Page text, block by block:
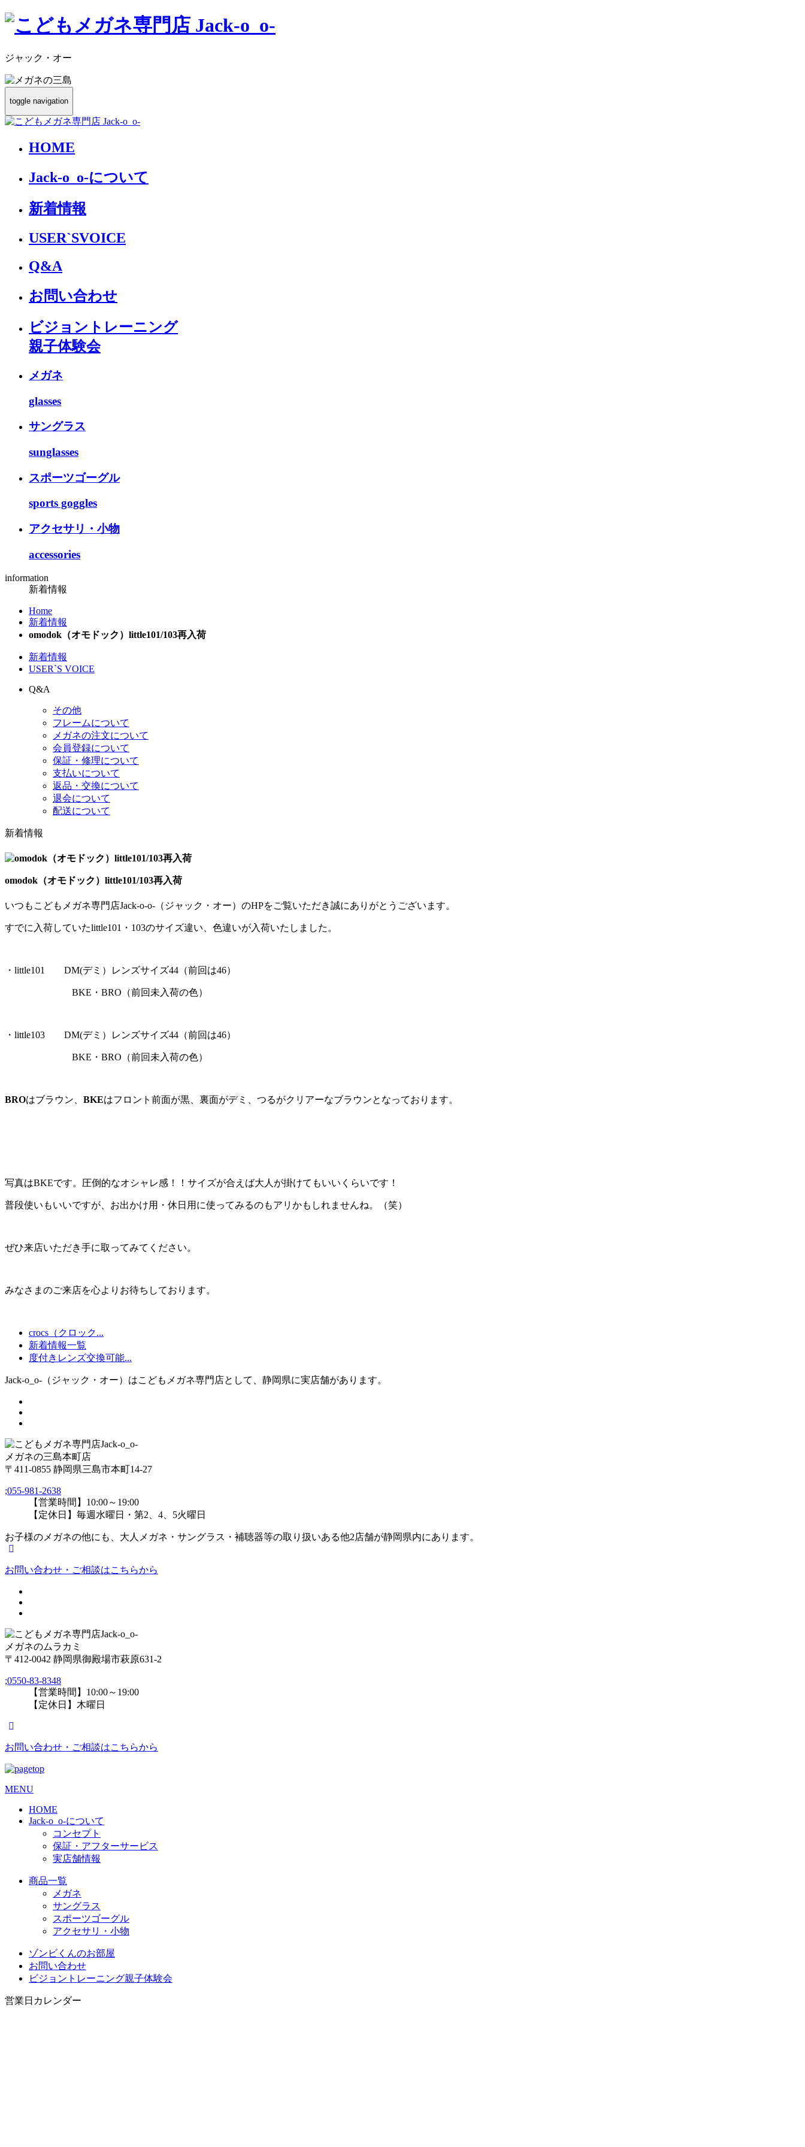
ジャック・オー
toggle navigation
HOME
Jack-o_o-について
新着情報
USER`SVOICE
Q&A
お問い合わせ
ビジョントレーニング
親子体験会
メガネ
glasses
サングラス
sunglasses
スポーツゴーグル
sports goggles
アクセサリ・小物
accessories
information
新着情報
Home
新着情報
omodok（オモドック）little101/103再入荷
新着情報
USER`S VOICE
Q&A
その他
フレームについて
メガネの注文について
会員登録について
保証・修理について
支払いについて
返品・交換について
退会について
配送について
新着情報
omodok（オモドック）little101/103再入荷
いつもこどもメガネ専門店Jack-o-o-（ジャック・オー）のHPをご覧いただき誠にありがとうございます。
すでに入荷していたlittle101・103のサイズ違い、色違いが入荷いたしました。
・little101 DM(デミ）レンズサイズ44（前回は46）
BKE・BRO（前回未入荷の色）
・little103 DM(デミ）レンズサイズ44（前回は46）
BKE・BRO（前回未入荷の色）
BROはブラウン、 BKEはフロント前面が黒、裏面がデミ、つるがクリアーなブラウンとなっております。
写真はBKEです。圧倒的なオシャレ感！！サイズが合えば大人が掛けてもいいくらいです！
普段使いもいいですが、お出かけ用・休日用に使ってみるのもアリかもしれませんね。（笑）
ぜひ来店いただき手に取ってみてください。
みなさまのご来店を心よりお待ちしております。
crocs（クロック...
新着情報一覧
度付きレンズ交換可能...
Jack-o_o-（ジャック・オー）はこどもメガネ専門店として、静岡県に実店舗があります。
メガネの三島本町店
〒411-0855 静岡県三島市本町14-27
;055-981-2638
【営業時間】10:00～19:00
【定休日】毎週水曜日・第2、4、5火曜日
お子様のメガネの他にも、大人メガネ・サングラス・補聴器等の取り扱いある他2店舗が静岡県内にあります。
お問い合わせ・ご相談はこちらから
メガネのムラカミ
〒412-0042 静岡県御殿場市萩原631-2
;0550-83-8348
【営業時間】10:00～19:00
【定休日】木曜日
お問い合わせ・ご相談はこちらから
MENU
HOME
Jack-o_o-について
コンセプト
保証・アフターサービス
実店舗情報
商品一覧
メガネ
サングラス
スポーツゴーグル
アクセサリ・小物
ゾンビくんのお部屋
お問い合わせ
ビジョントレーニング親子体験会
営業日カレンダー